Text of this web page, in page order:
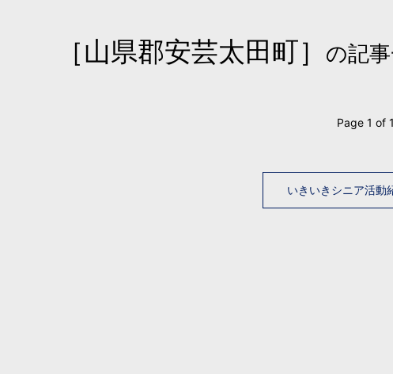
［山県郡安芸太田町］ の記
Page 1 of 1
いきいきシニア活動